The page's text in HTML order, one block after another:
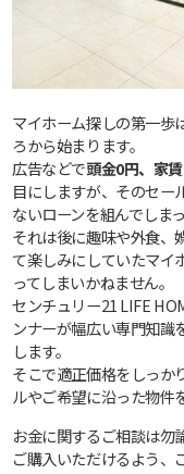
マイホーム探しの第一歩
ろから始まります。
広告などで頭金0円、家
目にしますが、そのセー
ないローンを組んでしま
それは後に趣味や外食、
て楽しみにしていたマイ
ってしまいかねません。
センチュリー21 LIFE
ンナーが幅広い専門知識
します。
そこで適正価格をしっか
ルやご希望に沿った物件
お金に関するご相談は勿
ご購入いただけるよう、